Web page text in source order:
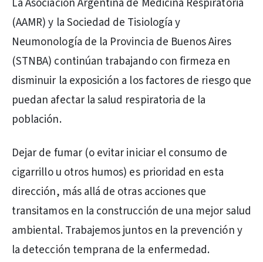
La Asociación Argentina de Medicina Respiratoria
(AAMR) y la Sociedad de Tisiología y
Neumonología de la Provincia de Buenos Aires
(STNBA) continúan trabajando con firmeza en
disminuir la exposición a los factores de riesgo que
puedan afectar la salud respiratoria de la
población.
Dejar de fumar (o evitar iniciar el consumo de
cigarrillo u otros humos) es prioridad en esta
dirección, más allá de otras acciones que
transitamos en la construcción de una mejor salud
ambiental. Trabajemos juntos en la prevención y
la detección temprana de la enfermedad.